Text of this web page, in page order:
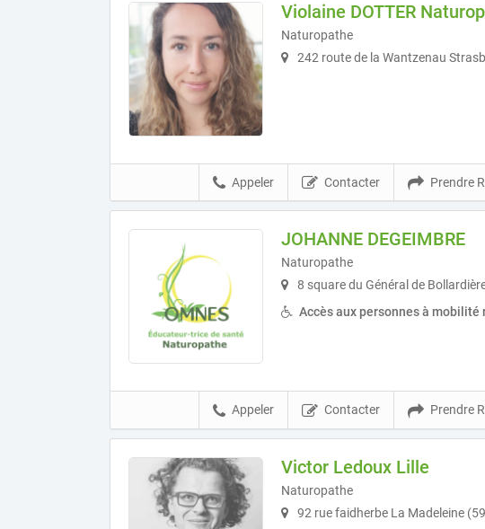
Violaine DOTTER
Naturopathe
242 route de la Wantzenau
Prendre
Contacter
Appeler
JOHANNE DEGEIMBRE
Naturopathe
8 square du Général de
Accès aux personnes à mobilité
Prendre
Contacter
Appeler
Victor Ledoux Lille
Naturopathe
92 rue faidherbe La Madeleine